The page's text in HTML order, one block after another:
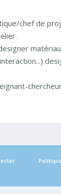
chef de